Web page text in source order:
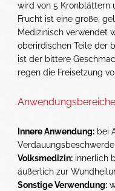
wird von 5 Kronblättern
Frucht ist eine große,
Medizinisch verwendet
oberirdischen Teile der
ist der bittere
regen die Freisetzung
Anwendungsbereiche
Innere Anwendung: bei
Volksmedizin: innerlich
äußerlich zur
Sonstige Verwendung: